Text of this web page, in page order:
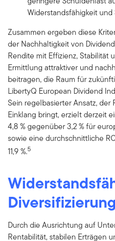
Widerstandsfähigkeit
Zusammen ergeben diese
der Nachhaltigkeit von
Rendite mit Effizienz, Stabilität
Ermittlung attraktiver und
beitragen, die Raum für
LibertyQ European Dividend
Sein regelbasierter Ansatz,
Einklang bringt, erzielt derzeit
4,8 % gegenüber 3,2 % für
sowie eine durchschnittliche
11,9 %.5
Diversifizierung
Durch die Ausrichtung auf
Rentabilität, stabilen Erträgen